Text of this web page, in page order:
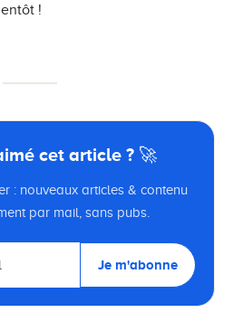
!
cet article ? 🚀
: nouveaux articles & contenu
par mail, sans pubs.
Je m'abonne